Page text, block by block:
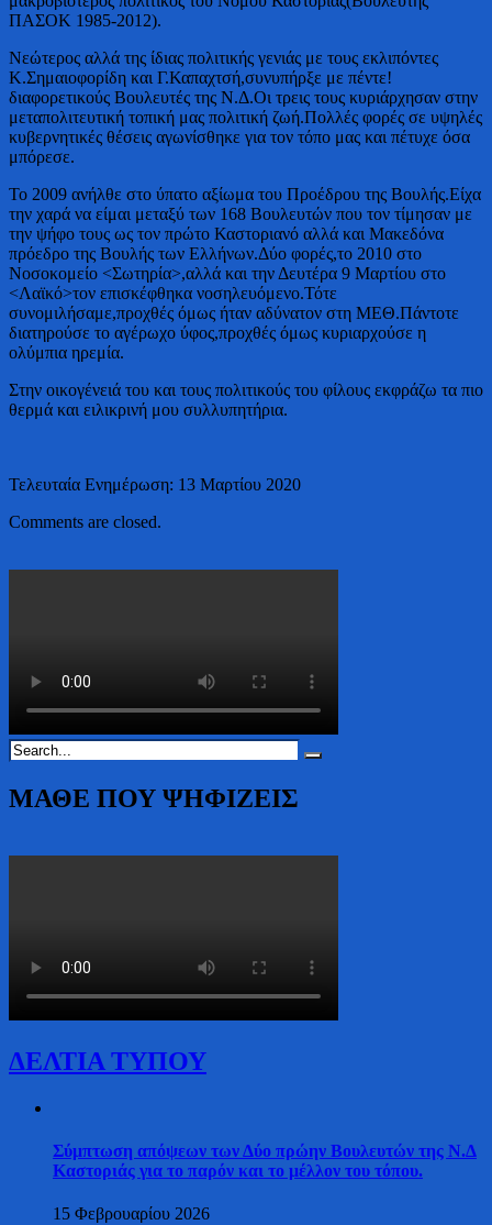
ΠΑΣΟΚ 1985-2012).
Νεώτερος αλλά της ίδιας πολιτικής γενιάς με τους εκλιπόντες
Κ.Σημαιοφορίδη και Γ.Καπαχτσή,συνυπήρξε με πέντε!
διαφορετικούς Βουλευτές της Ν.Δ.Οι τρεις τους κυριάρχησαν στην
μεταπολιτευτική τοπική μας πολιτική ζωή.Πολλές φορές σε υψηλές
κυβερνητικές θέσεις αγωνίσθηκε για τον τόπο μας και πέτυχε όσα
μπόρεσε.
Το 2009 ανήλθε στο ύπατο αξίωμα του Προέδρου της Βουλής.Είχα
την χαρά να είμαι μεταξύ των 168 Βουλευτών που τον τίμησαν με
την ψήφο τους ως τον πρώτο Καστοριανό αλλά και Μακεδόνα
πρόεδρο της Βουλής των Ελλήνων.Δύο φορές,το 2010 στο
Νοσοκομείο <Σωτηρία>,αλλά και την Δευτέρα 9 Μαρτίου στο
<Λαϊκό>τον επισκέφθηκα νοσηλευόμενο.Τότε
συνομιλήσαμε,προχθές όμως ήταν αδύνατον στη ΜΕΘ.Πάντοτε
διατηρούσε το αγέρωχο ύφος,προχθές όμως κυριαρχούσε η
ολύμπια ηρεμία.
Στην οικογένειά του και τους πολιτικούς του φίλους εκφράζω τα πιο
θερμά και ειλικρινή μου συλλυπητήρια.
Τελευταία Ενημέρωση: 13 Μαρτίου 2020
Comments are closed.
ΜΑΘΕ ΠΟΥ ΨΗΦΙΖΕΙΣ
ΔΕΛΤΙΑ ΤΥΠΟΥ
Σύμπτωση απόψεων των Δύο πρώην Βουλευτών της Ν.Δ
Καστοριάς για το παρόν και το μέλλον του τόπου.
15 Φεβρουαρίου 2026